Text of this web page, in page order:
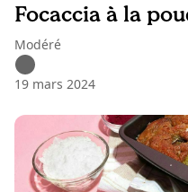
Focaccia à la
Modéré
19 mars 2024